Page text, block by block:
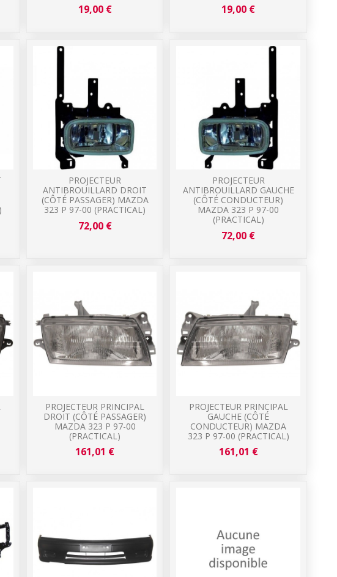
19,00 € 19,00 €
PROJECTEUR
ANTIBROUILLARD DROIT
(CÔTÉ PASSAGER) MAZDA
323 P 97-00 (PRACTICAL)
72,00 €
PROJECTEUR
ANTIBROUILLARD GAUCHE
(CÔTÉ CONDUCTEUR)
MAZDA 323 P 97-00
(PRACTICAL)
72,00 €
PROJECTEUR PRINCIPAL
DROIT (CÔTÉ PASSAGER)
MAZDA 323 P 97-00
(PRACTICAL)
161,01 €
PROJECTEUR PRINCIPAL
GAUCHE (CÔTÉ
CONDUCTEUR) MAZDA
323 P 97-00 (PRACTICAL)
161,01 €